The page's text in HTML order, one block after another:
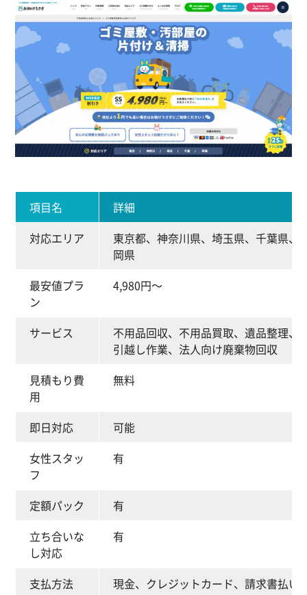
項目名
詳細
対応エリア
東京都、神奈川県、埼玉県、千葉県、
岡県
最安値プラ
ン
4,980円～
サービス
不用品回収、不用品買取、遺品整理、
引越し作業、法人向け廃棄物回収
見積もり費
用
無料
即日対応
可能
女性スタッ
フ
有
定額パック
有
立ち合いな
し対応
有
支払方法
現金、クレジットカード、請求書払い